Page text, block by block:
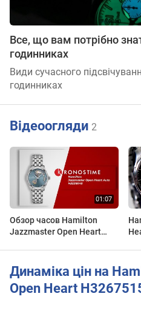
Все, що вам потрібно
годинниках
Види сучасного
годинниках
Відеоогляди 2
Обзор часов Hamilton
Jazzmaster Open Heart
Динаміка цін на
Open Heart